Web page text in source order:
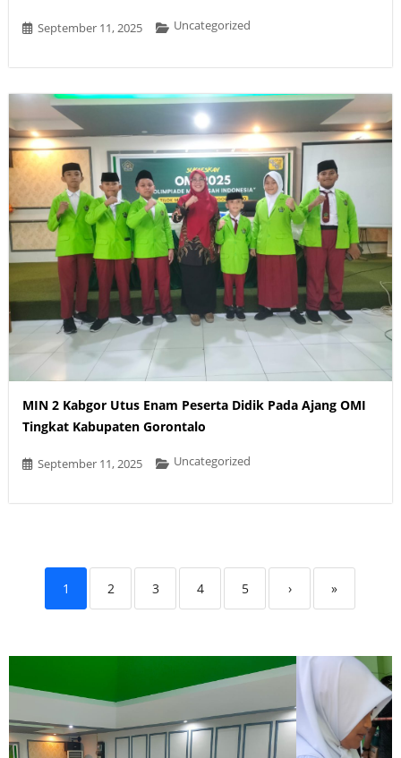
September 11, 2025 Uncategorized
MIN 2 Kabgor Utus Enam Peserta Didik Pada Ajang OMI
Tingkat Kabupaten Gorontalo
September 11, 2025 Uncategorized
1 2 3 4 5 › »